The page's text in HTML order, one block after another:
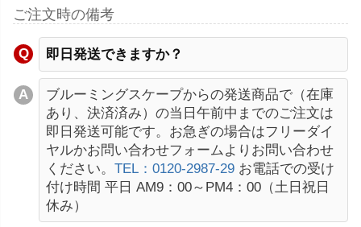
ご注文時の備考
即日発送できますか？
ブルーミングスケープからの発送商品で（在庫
あり、決済済み）の当日午前中までのご注文は
即日発送可能です。お急ぎの場合はフリーダイ
ヤルかお問い合わせフォームよりお問い合わせ
ください。 TEL：0120-2987-29 お電話での受け
付け時間 平日 AM9：00～PM4：00（土日祝日
休み）